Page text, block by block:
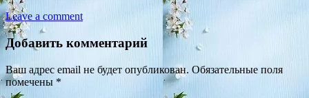
Leave a comment
Добавить комментарий
Ваш адрес email не будет опубликован. Обязательные поля
помечены *